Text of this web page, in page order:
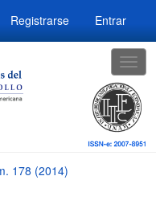
Registrarse Entrar
178 (2014)